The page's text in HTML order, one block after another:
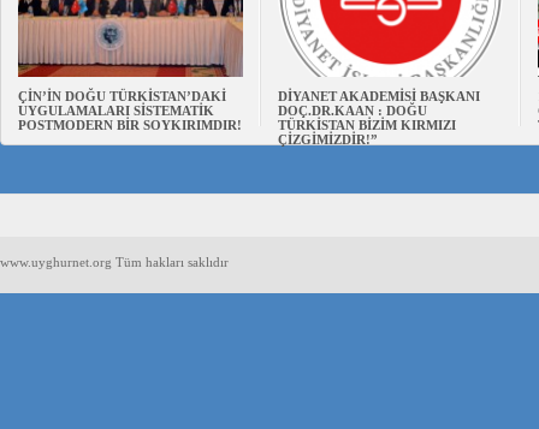
ÇİN’İN DOĞU TÜRKİSTAN’DAKİ
UYGULAMALARI SİSTEMATİK
POSTMODERN BİR SOYKIRIMDIR!
DİYANET AKADEMİSİ BAŞKANI
DOÇ.DR.KAAN : DOĞU
TÜRKİSTAN BİZİM KIRMIZI
ÇİZGİMİZDİR!”
www.uyghurnet.org Tüm hakları saklıdır